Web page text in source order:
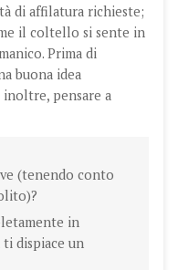
di affilatura richieste;
il coltello si sente in
Prima di
buona idea
pensare a
(tenendo conto
in
dispiace un